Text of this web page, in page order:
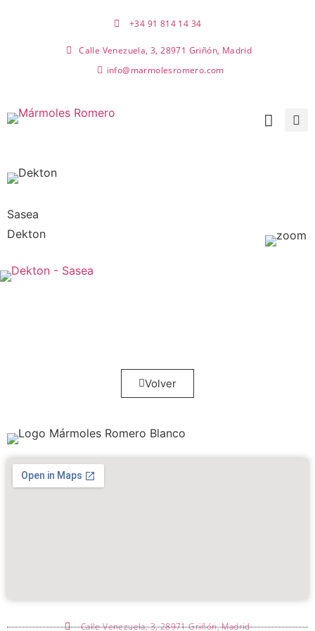
+34 91 814 14 34
Calle Venezuela, 3, 28971 Griñón, Madrid
info@marmolesromero.com
Sasea
Dekton
Volver
Calle Venezuela, 3, 28971 Griñón, Madrid